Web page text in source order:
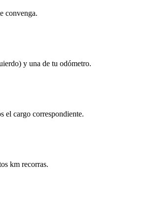
convenga.
y una de tu odómetro.
el cargo correspondiente.
km recorras.